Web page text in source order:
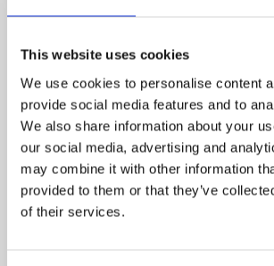
This website uses cookies
We use cookies to personalise content
provide social media features and to
We also share information about your
our social media, advertising and
may combine it with other information
provided to them or that they’ve
of their services.
Vinter 2023
På baggrund af de fortsat forhøjede
februar og begyndelsen af ​​marts måned i
Vi oplever alle konsekvenser af de
energiomkostninger og som jer må vi
ansvarlige beslutninger. Vi har hvert år
medlemsaktivitet i klubhuset i
beslutningen om at lukke klubhuset